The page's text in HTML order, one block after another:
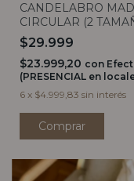
CANDELABRO
CIRCULAR (2
$29.999
$23.999,20 con
(PRESENCIAL en
6 x $4.999,83 sin interés
Comprar